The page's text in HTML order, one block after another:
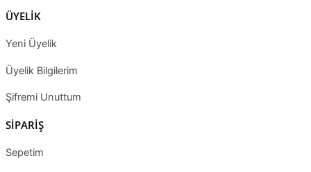
ÜYELİK
Yeni Üyelik
Üyelik Bilgilerim
Şifremi Unuttum
SİPARİŞ
Sepetim